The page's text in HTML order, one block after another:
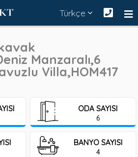
Türkçe
Manzaralı,6
Villa,HOM417
ODA SAYISI
6
BANYO SAYISI
4